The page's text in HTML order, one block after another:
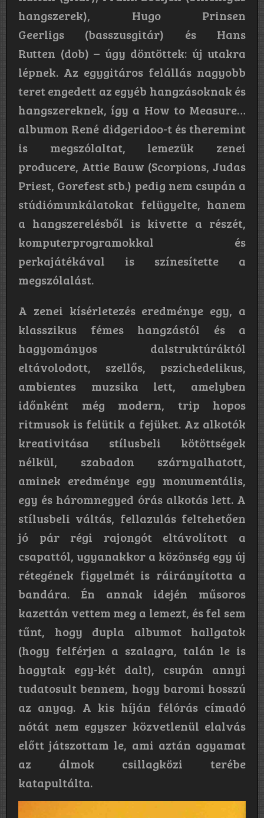
hangszerek), Hugo Prinsen
Geerligs (basszusgitár) és Hans
Rutten (dob) – úgy döntöttek: új utakra
lépnek. Az egygitáros felállás nagyobb
teret engedett az egyéb hangzásoknak és
hangszereknek, így a How to Measure…
albumon René didgeridoo-t és theremint
is megszólaltat, lemezük zenei
producere, Attie Bauw (Scorpions, Judas
Priest, Gorefest stb.) pedig nem csupán a
stúdiómunkálatokat felügyelte, hanem
a hangszerelésből is kivette a részét,
komputerprogramokkal és
perkajátékával is színesítette a
megszólalást.
A zenei kísérletezés eredménye egy, a
klasszikus fémes hangzástól és a
hagyományos dalstruktúráktól
eltávolodott, szellős, pszichedelikus,
ambientes muzsika lett, amelyben
időnként még modern, trip hopos
ritmusok is felütik a fejüket. Az alkotók
kreativitása stílusbeli kötöttségek
nélkül, szabadon szárnyalhatott,
aminek eredménye egy monumentális,
egy és háromnegyed órás alkotás lett. A
stílusbeli váltás, fellazulás feltehetően
jó pár régi rajongót eltávolított a
csapattól, ugyanakkor a közönség egy új
rétegének figyelmét is ráirányította a
bandára. Én annak idején műsoros
kazettán vettem meg a lemezt, és fel sem
tűnt, hogy dupla albumot hallgatok
(hogy felférjen a szalagra, talán le is
hagytak egy-két dalt), csupán annyi
tudatosult bennem, hogy baromi hosszú
az anyag. A kis híján félórás címadó
nótát nem egyszer közvetlenül elalvás
előtt játszottam le, ami aztán agyamat
az álmok csillagközi terébe
katapultálta.